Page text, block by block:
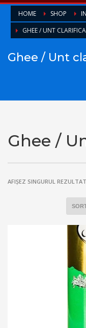
HOME SHOP
GHEE / UNT
Ghee / Unt
Ghee /
AFIȘEZ SINGURUL REZULTAT